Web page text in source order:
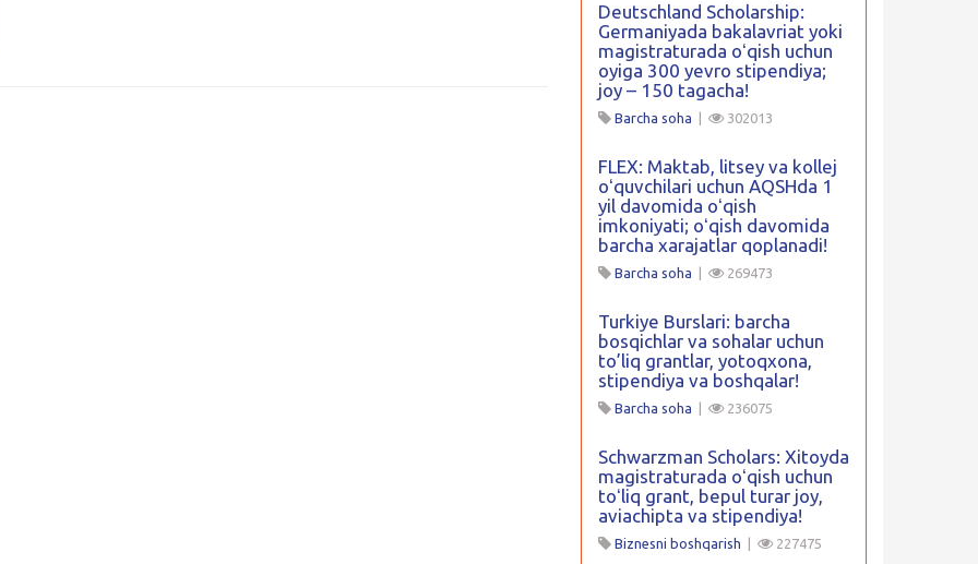
Deutschland Scholarship:
Germaniyada bakalavriat yoki
magistraturada oʻqish uchun
oyiga 300 yevro stipendiya;
joy – 150 tagacha!
Barcha soha 302013
FLEX: Maktab, litsey va kollej
oʻquvchilari uchun AQSHda 1
yil davomida oʻqish
imkoniyati; oʻqish davomida
barcha xarajatlar qoplanadi!
Barcha soha 269473
Turkiye Burslari: barcha
bosqichlar va sohalar uchun
to’liq grantlar, yotoqxona,
stipendiya va boshqalar!
Barcha soha 236075
Schwarzman Scholars: Xitoyda
magistraturada oʻqish uchun
toʻliq grant, bepul turar joy,
aviachipta va stipendiya!
Biznesni boshqarish 227475